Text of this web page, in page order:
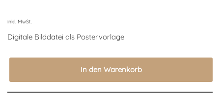
inkl. MwSt.
Digitale Bilddatei als Postervorlage
In den Warenkorb